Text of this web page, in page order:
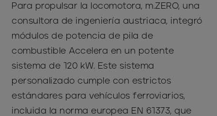
Para propulsar la locomotora, m.ZERO, una
consultora de ingeniería austriaca, integró
módulos de potencia de pila de
combustible Accelera en un potente
sistema de 120 kW. Este sistema
personalizado cumple con estrictos
estándares para vehículos ferroviarios,
incluida la norma europea EN 61373, que